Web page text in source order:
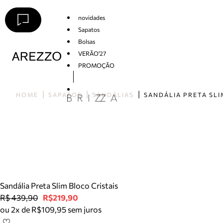
novidades
Sapatos
Bolsas
VERÃO'27
PROMOÇÃO
HOME SAPATOS SANDÁLIAS
Sandália Preta Slim Bloco Cristais
R$ 439,90 R$219,90
ou 2x de R$109,95 sem juros